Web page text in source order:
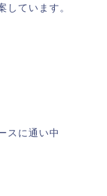
しています。
スに通い中